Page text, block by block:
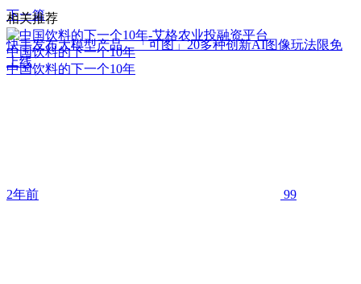
下一篇
快手发布大模型产品，「可图」20多种创新AI图像玩法限免
上线
相关推荐
中国饮料的下一个10年
中国饮料的下一个10年
2年前 99